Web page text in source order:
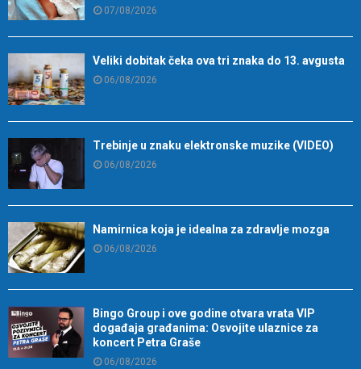
07/08/2026
Veliki dobitak čeka ova tri znaka do 13. avgusta
06/08/2026
Trebinje u znaku elektronske muzike (VIDEO)
06/08/2026
Namirnica koja je idealna za zdravlje mozga
06/08/2026
Bingo Group i ove godine otvara vrata VIP
događaja građanima: Osvojite ulaznice za
koncert Petra Graše
06/08/2026